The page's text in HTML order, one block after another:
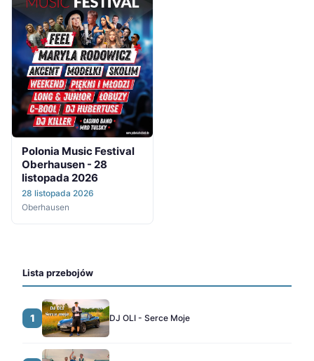
Polonia Music Festival
Oberhausen - 28
listopada 2026
28 listopada 2026
Oberhausen
Lista przebojów
1 DJ OLI - Serce Moje